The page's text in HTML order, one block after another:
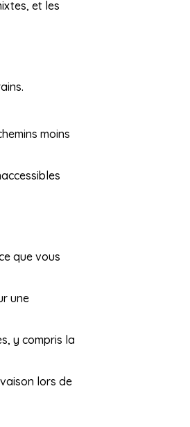
et les
moins
que vous
une
y compris la
lors de